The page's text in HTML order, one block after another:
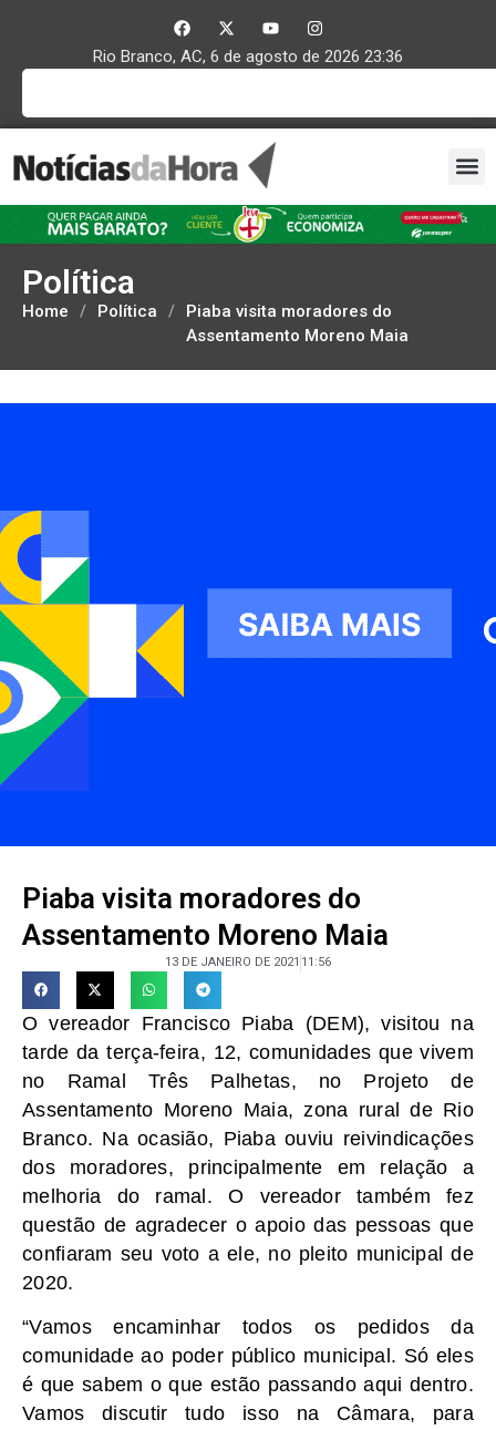
Rio Branco, AC, 6 de agosto de 2026 23:36
Política
Home / Política /
Piaba visita moradores do
Assentamento Moreno Maia
Piaba visita moradores do
Assentamento Moreno Maia
13 DE JANEIRO DE 2021 11:56
O vereador Francisco Piaba (DEM), visitou na
tarde da terça-feira, 12, comunidades que vivem
no Ramal Três Palhetas, no Projeto de
Assentamento Moreno Maia, zona rural de Rio
Branco. Na ocasião, Piaba ouviu reivindicações
dos moradores, principalmente em relação a
melhoria do ramal. O vereador também fez
questão de agradecer o apoio das pessoas que
confiaram seu voto a ele, no pleito municipal de
2020.
“Vamos encaminhar todos os pedidos da
comunidade ao poder público municipal. Só eles
é que sabem o que estão passando aqui dentro.
Vamos discutir tudo isso na Câmara, para